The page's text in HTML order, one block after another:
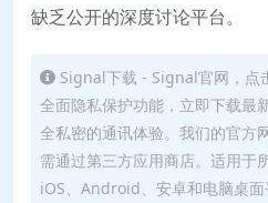
缺乏公开的深度讨论平台。
Signal下载 - Signal官网，点
全面隐私保护功能，立即下载最
全私密的通讯体验。我们的官方
需通过第三方应用商店。适用于
iOS、Android、安卓和电脑桌